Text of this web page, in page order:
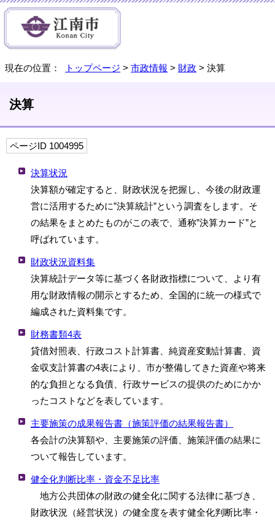
現在の位置： トップページ > 市政情報 > 財政 > 決算
決算
ページID 1004995
決算状況
決算額が確定すると、財政状況を把握し、今後の財政運
営に活用するために”決算統計”という調査をします。そ
の結果をまとめたものがこの表で、通称”決算カード”と
呼ばれています。
財政状況資料集
決算統計データ等に基づく各財政指標について、より有
用な財政情報の開示とするため、全国的に統一の様式で
編成された資料集です。
財務書類4表
貸借対照表、行政コスト計算書、純資産変動計算書、資
金収支計算書の4表により、市が整備してきた資産や将来
的な負担となる負債、行政サービスの提供のためにかか
ったコストなどを表しています。
主要施策の成果報告書（施策評価の結果報告書）
各会計の決算額や、主要施策の評価、施策評価の結果に
ついて報告しています。
健全化判断比率・資金不足比率
地方公共団体の財政の健全化に関する法律に基づき、
財政状況（経営状況）の健全度を表す健全化判断比率・